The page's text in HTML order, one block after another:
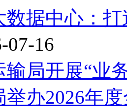
数据中心：
07-16
输局开展“业
举办2026年